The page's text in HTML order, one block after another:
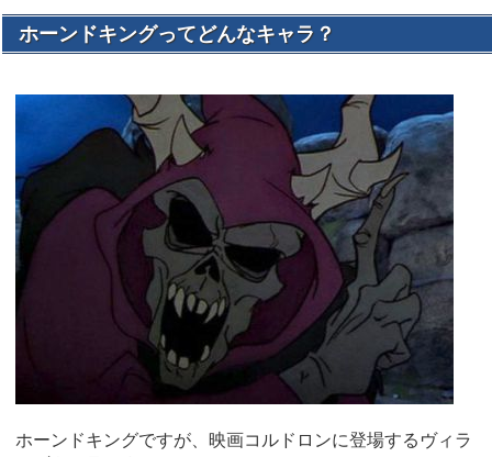
ホーンドキングってどんなキャラ？
ホーンドキングですが、映画コルドロンに登場するヴィラ